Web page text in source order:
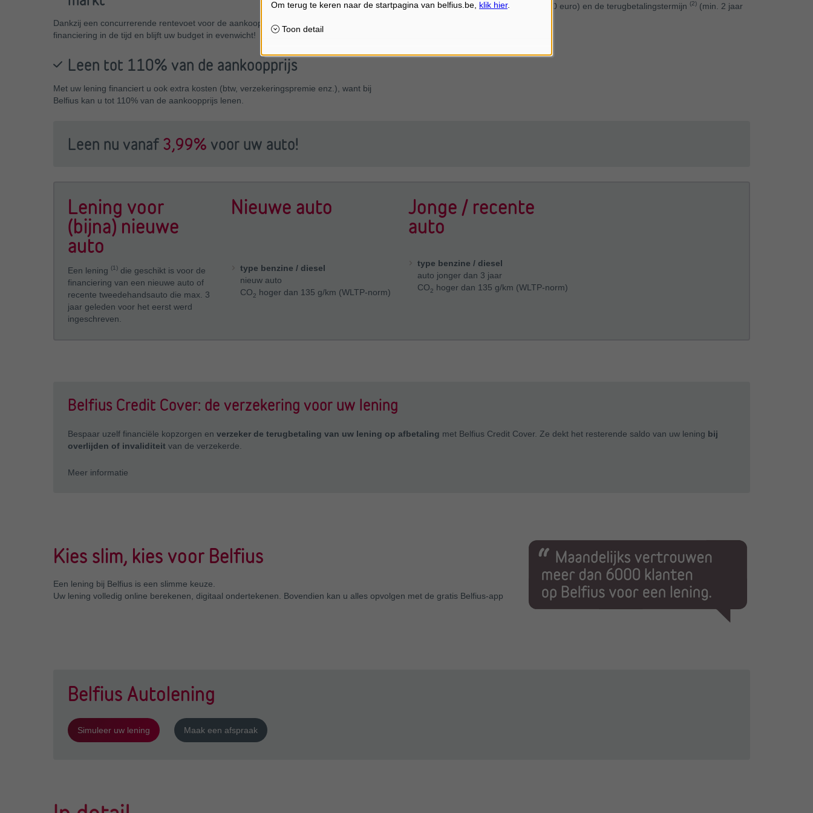
Dankzij een concurrerende rentevoet voor de aankoop van uw auto spreidt u de
financiering in de tijd en blijft uw budget in evenwicht!
U kiest zelf hoeveel u leent (min. 2.500 euro) en de terugbetalingstermijn(2) (min. 2 jaar
Leen tot 110% van de aankoopprijs
Met uw lening financiert u ook extra kosten (btw, verzekeringspremie enz.), want bij
Belfius kan u tot 110% van de aankoopprijs lenen.
Leen nu vanaf 3,99% voor uw auto!
Lening voor
(bijna) nieuwe
auto
Een lening (1) die geschikt is voor de
financiering van een nieuwe auto of
recente tweedehandsauto die max. 3
jaar geleden voor het eerst werd
ingeschreven.
Nieuwe auto
type benzine / diesel
nieuw auto
CO2 hoger dan 135 g/km (WLTP-norm)
Jonge / recente
auto
type benzine / diesel
auto jonger dan 3 jaar
CO2 hoger dan 135 g/km (WLTP-norm)
Belfius Credit Cover: de verzekering voor uw lening
Bespaar uzelf financiële kopzorgen en verzeker de terugbetaling van uw lening op afbetaling met Belfius Credit Cover. Ze dekt het resterende saldo van uw lening bij
overlijden of invaliditeitvan de verzekerde.
Meer informatie
Kies slim, kies voor Belfius
Een lening bij Belfius is een slimme keuze.
Uw lening volledig online berekenen, digitaal ondertekenen. Bovendien kan u alles opvolgen met de gratis Belfius-app
Belfius Autolening
Simuleer uw lening Maak een afspraak